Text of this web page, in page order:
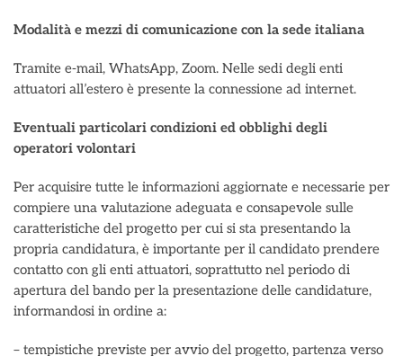
Modalità e mezzi di comunicazione con la sede italiana
Tramite e-mail, WhatsApp, Zoom. Nelle sedi degli enti
attuatori all’estero è presente la connessione ad internet.
Eventuali particolari condizioni ed obblighi degli
operatori volontari
Per acquisire tutte le informazioni aggiornate e necessarie per
compiere una valutazione adeguata e consapevole sulle
caratteristiche del progetto per cui si sta presentando la
propria candidatura, è importante per il candidato prendere
contatto con gli enti attuatori, soprattutto nel periodo di
apertura del bando per la presentazione delle candidature,
informandosi in ordine a:
– tempistiche previste per avvio del progetto, partenza verso